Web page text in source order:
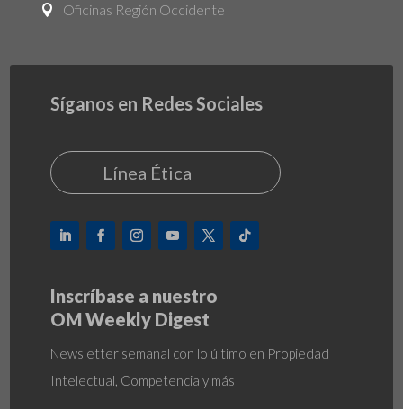
 Oficinas Región Occidente
Síganos en Redes Sociales
Línea Ética
Inscríbase a nuestro
OM Weekly Digest
Newsletter semanal con lo último en Propiedad
Intelectual, Competencia y más